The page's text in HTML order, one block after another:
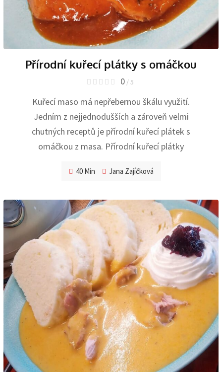
Přírodní kuřecí plátky s omáčkou
0 / 5
Kuřecí maso má nepřebernou škálu využití.
Jedním z nejjednodušších a zároveň velmi
chutných receptů je přírodní kuřecí plátek s
omáčkou z masa. Přírodní kuřecí plátky
40 Min Jana Zajíčková